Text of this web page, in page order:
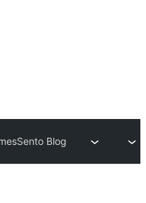
Sento Blog